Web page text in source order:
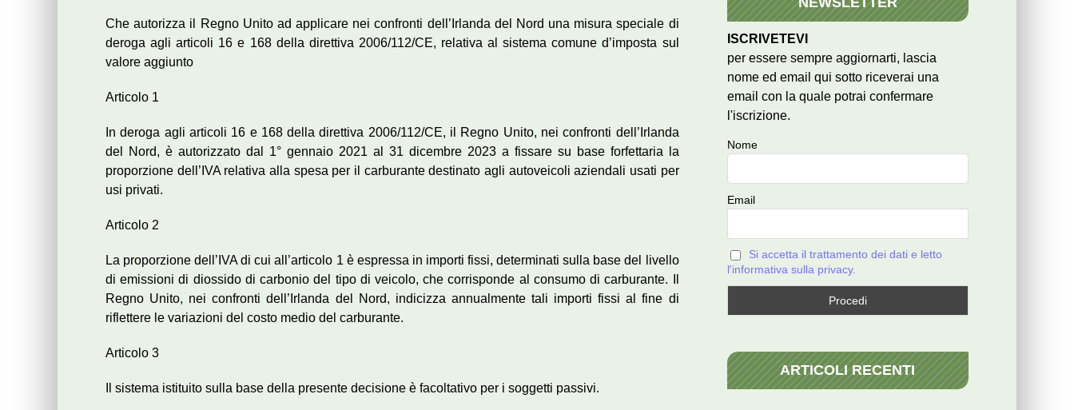
Che autorizza il Regno Unito ad applicare nei confronti dell’Irlanda del Nord una misura speciale di
deroga agli articoli 16 e 168 della direttiva 2006/112/CE, relativa al sistema comune d’imposta sul
valore aggiunto
Articolo 1
In deroga agli articoli 16 e 168 della direttiva 2006/112/CE, il Regno Unito, nei confronti dell’Irlanda
del Nord, è autorizzato dal 1° gennaio 2021 al 31 dicembre 2023 a fissare su base forfettaria la
proporzione dell’IVA relativa alla spesa per il carburante destinato agli autoveicoli aziendali usati per
usi privati.
Articolo 2
La proporzione dell’IVA di cui all’articolo 1 è espressa in importi fissi, determinati sulla base del livello
di emissioni di diossido di carbonio del tipo di veicolo, che corrisponde al consumo di carburante. Il
Regno Unito, nei confronti dell’Irlanda del Nord, indicizza annualmente tali importi fissi al fine di
riflettere le variazioni del costo medio del carburante.
Articolo 3
Il sistema istituito sulla base della presente decisione è facoltativo per i soggetti passivi.
ISCRIVETEVI
per essere sempre aggiornarti, lascia
nome ed email qui sotto riceverai una
email con la quale potrai confermare
l'iscrizione.
Nome
Email
Si accetta il trattamento dei dati e letto
l'informativa sulla privacy.
ARTICOLI RECENTI